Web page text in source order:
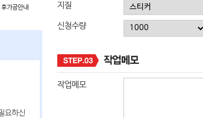
지질
신청수량
작업메모